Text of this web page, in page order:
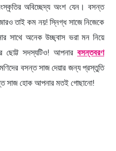
অবিচ্ছেদ্য অংশ যেন। বসন্ত
তাই কম নয়! স্নিগ্ধ সাজে নিজেকে
সাথে অনেক উচ্ছ্বাস ভরা মন নিয়ে
ছোট্ট সদস্যটিও! আপনার বসন্তবরণ
বসন্ত সাজ দেয়ার জন্য প্রস্তুতি
সাজ হোক আপনার মতই গোছানো!